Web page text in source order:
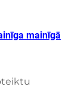
mainīgā